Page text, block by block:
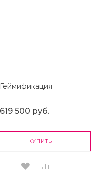
Геймификация
619 500 руб.
КУПИТЬ